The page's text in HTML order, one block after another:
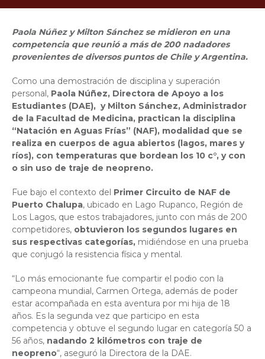
Paola Núñez y Milton Sánchez se midieron en una
competencia que reunió a más de 200 nadadores
provenientes de diversos puntos de Chile y Argentina.
Como una demostración de disciplina y superación
personal, Paola Núñez, Directora de Apoyo a los
Estudiantes (DAE), y Milton Sánchez, Administrador
de la Facultad de Medicina, practican la disciplina
“Natación en Aguas Frías” (NAF), modalidad que se
realiza en cuerpos de agua abiertos (lagos, mares y
ríos), con temperaturas que bordean los 10 c°, y con
o sin uso de traje de neopreno.
Fue bajo el contexto del Primer Circuito de NAF de
Puerto Chalupa, ubicado en Lago Rupanco, Región de
Los Lagos, que estos trabajadores, junto con más de 200
competidores, obtuvieron los segundos lugares en
sus respectivas categorías, midiéndose en una prueba
que conjugó la resistencia física y mental.
“Lo más emocionante fue compartir el podio con la
campeona mundial, Carmen Ortega, además de poder
estar acompañada en esta aventura por mi hija de 18
años. Es la segunda vez que participo en esta
competencia y obtuve el segundo lugar en categoría 50 a
56 años, nadando 2 kilómetros con traje de
neopreno“, aseguró la Directora de la DAE.